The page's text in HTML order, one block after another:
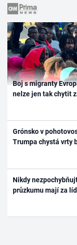
Boj s migranty
nelze jen tak chytit
Grónsko v
Trumpa chystá vrty
Nikdy
průzkumu mají za